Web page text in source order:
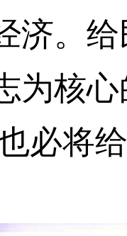
济。
为核
必将